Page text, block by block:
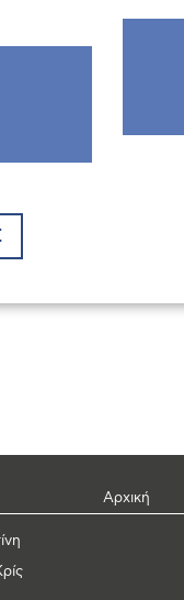
Αρχική